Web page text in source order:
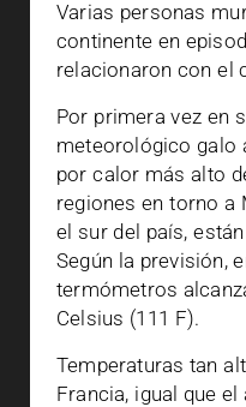
Varias personas
continente en
relacionaron con el
Por primera vez en
meteorológico galo
por calor más alto
regiones en torno a
el sur del país,
Según la previsión,
termómetros
Celsius (111 F).
Temperaturas tan
Francia, igual que